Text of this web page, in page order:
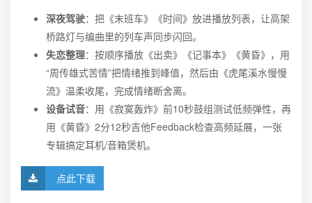
深夜驾驶：把《末班车》《时间》放进播放列表，让高架
桥路灯与编曲里的列车声同步闪回。
失恋整理：按顺序播放《出卖》《记事本》《黄昏》，用
“周传雄式苦情”把情绪推到峰值，然后由《虎尾溪水慢慢
流》温柔收尾，完成情绪断舍离。
设备试音：用《寂寞轰炸》前10秒鼓组测试低频弹性，再
用《黄昏》2分12秒吉他Feedback检查高频延展，一张
专辑搞定耳机/音箱煲机。
点此下载